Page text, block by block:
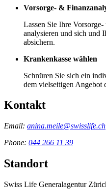
Vorsorge- &
Lassen Sie Ihre
analysieren und sich und
absichern.
Krankenkasse wählen
Schnüren Sie sich ein
dem vielseitigen Angebot
Kontakt
Email: anina.meile@swisslife.ch
Phone: 044 266 11 39
Standort
Swiss Life Generalagentur